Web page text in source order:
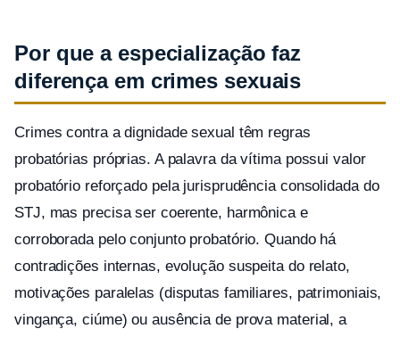
Por que a especialização faz
diferença em crimes sexuais
Crimes contra a dignidade sexual têm regras
probatórias próprias. A palavra da vítima possui valor
probatório reforçado pela jurisprudência consolidada do
STJ, mas precisa ser coerente, harmônica e
corroborada pelo conjunto probatório. Quando há
contradições internas, evolução suspeita do relato,
motivações paralelas (disputas familiares, patrimoniais,
vingança, ciúme) ou ausência de prova material, a